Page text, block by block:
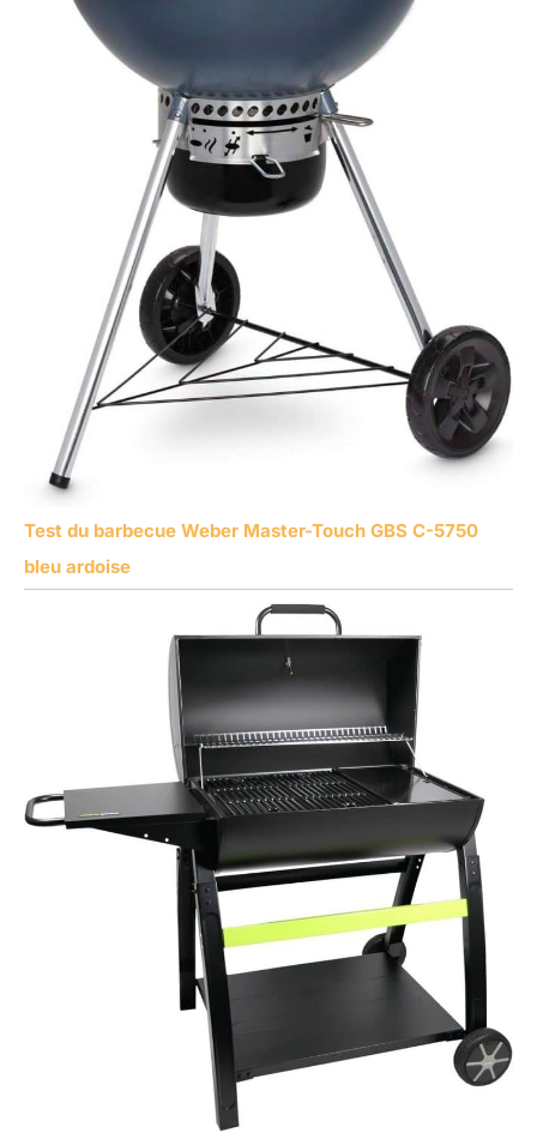
Test du barbecue Weber Master-Touch GBS C-5750
bleu ardoise